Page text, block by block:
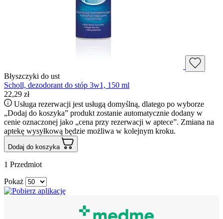
Błyszczyki do ust
Scholl, dezodorant do stóp 3w1, 150 ml
22,29 zł
Usługa rezerwacji jest usługą domyślną, dlatego po wyborze
„Dodaj do koszyka” produkt zostanie automatycznie dodany w
cenie oznaczonej jako „cena przy rezerwacji w aptece”. Zmiana na
aptekę wysyłkową będzie możliwa w kolejnym kroku.
Dodaj do koszyka
1 Przedmiot
Pokaż